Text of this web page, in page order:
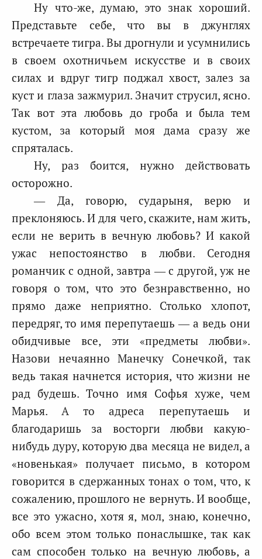
Ну что-же, думаю, это знак хороший.
Представьте себе, что вы в джунглях
встречаете тигра. Вы дрогнули и усумнились
в своем охотничьем искусстве и в своих
силах и вдруг тигр поджал хвост, залез за
куст и глаза зажмурил. Значит струсил, ясно.
Так вот эта любовь до гроба и была тем
кустом, за который моя дама сразу же
спряталась.
Ну, раз боится, нужно действовать
осторожно.
— Да, говорю, сударыня, верю и
преклоняюсь. И для чего, скажите, нам жить,
если не верить в вечную любовь? И какой
ужас непостоянство в любви. Сегодня
романчик с одной, завтра — с другой, уж не
говоря о том, что это безнравственно, но
прямо даже неприятно. Столько хлопот,
передряг, то имя перепутаешь — а ведь они
обидчивые все, эти «предметы любви».
Назови нечаянно Манечку Сонечкой, так
ведь такая начнется история, что жизни не
рад будешь. Точно имя Софья хуже, чем
Марья. А то адреса перепутаешь и
благодаришь за восторги любви какую-
нибудь дуру, которую два месяца не видел, а
«новенькая» получает письмо, в котором
говорится в сдержанных тонах о том, что, к
сожалению, прошлого не вернуть. И вообще,
все это ужасно, хотя я, мол, знаю, конечно,
обо всем этом только понаслышке, так как
сам способен только на вечную любовь, а